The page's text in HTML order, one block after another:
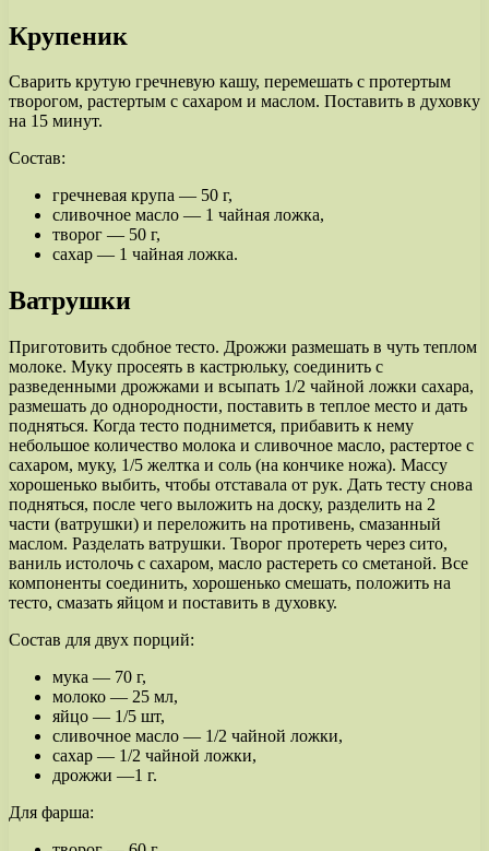
Крупеник
Сварить крутую гречневую кашу, перемешать с протертым
творогом, растертым с сахаром и маслом. Поставить в духовку
на 15 минут.
Состав:
гречневая крупа — 50 г,
сливочное масло — 1 чайная ложка,
творог — 50 г,
сахар — 1 чайная ложка.
Ватрушки
Приготовить сдобное тесто. Дрожжи размешать в чуть теплом
молоке. Муку просеять в кастрюльку, соединить с
разведенными дрожжами и всыпать 1/2 чайной ложки сахара,
размешать до однородности, поставить в теплое место и дать
подняться. Когда тесто поднимется, прибавить к нему
небольшое количество молока и сливочное масло, растертое с
сахаром, муку, 1/5 желтка и соль (на кончике ножа). Массу
хорошенько выбить, чтобы отставала от рук. Дать тесту снова
подняться, после чего выложить на доску, разделить на 2
части (ватрушки) и переложить на противень, смазанный
маслом. Разделать ватрушки. Творог протереть через сито,
ваниль истолочь с сахаром, масло растереть со сметаной. Все
компоненты соединить, хорошенько смешать, положить на
тесто, смазать яйцом и поставить в духовку.
Состав для двух порций:
мука — 70 г,
молоко — 25 мл,
яйцо — 1/5 шт,
сливочное масло — 1/2 чайной ложки,
сахар — 1/2 чайной ложки,
дрожжи —1 г.
Для фарша: